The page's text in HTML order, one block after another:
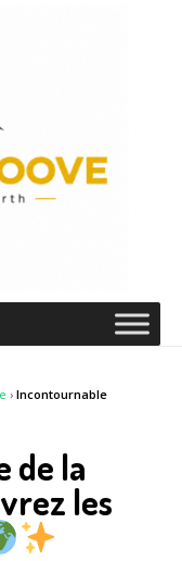
› Incontournable
de la
les